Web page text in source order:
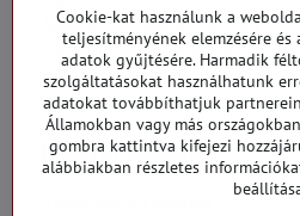
Általános szerződési feltételek
Személyes adatok védelme
Reklamációs űrlap
Kapcsolatt
Megrendelések
Cookie-kat használunk a
teljesítményének elemzésére
adatok gyűjtésére. Harmadik
szolgáltatásokat használhatunk
adatokat továbbíthatjuk
Államokban vagy más
gombra kattintva kifejezi
alábbiakban részletes